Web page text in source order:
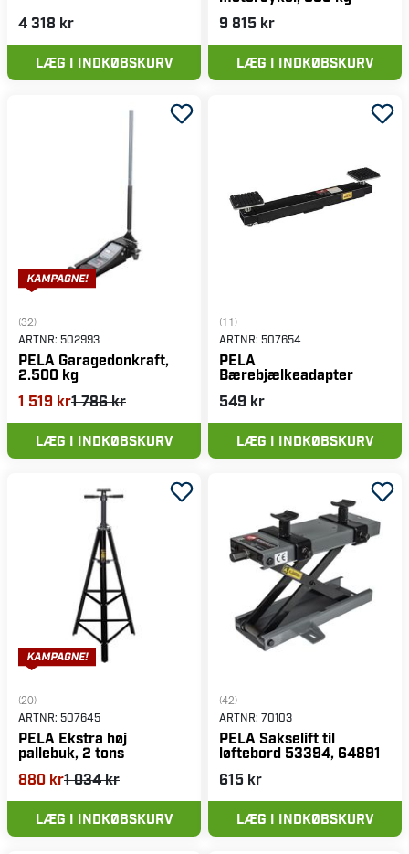
4 318 kr
LÆG I INDKØBSKURV
9 815 kr
LÆG I INDKØBSKURV
(32)
ARTNR: 502993
PELA Garagedonkraft,
2.500 kg
1 519 kr1 786 kr
LÆG I INDKØBSKURV
(11)
ARTNR: 507654
PELA
Bærebjælkeadapter
549 kr
LÆG I INDKØBSKURV
(20)
ARTNR: 507645
PELA Ekstra høj
pallebuk, 2 tons
880 kr1 034 kr
LÆG I INDKØBSKURV
(42)
ARTNR: 70103
PELA Sakselift til
løftebord 53394, 64891
615 kr
LÆG I INDKØBSKURV